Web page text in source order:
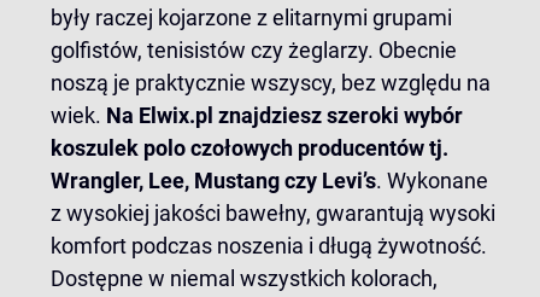
były raczej kojarzone z elitarnymi grupami
golfistów, tenisistów czy żeglarzy. Obecnie
noszą je praktycznie wszyscy, bez względu na
wiek. Na Elwix.pl znajdziesz szeroki wybór
koszulek polo czołowych producentów tj.
Wrangler, Lee, Mustang czy Levi’s. Wykonane
z wysokiej jakości bawełny, gwarantują wysoki
komfort podczas noszenia i długą żywotność.
Dostępne w niemal wszystkich kolorach,